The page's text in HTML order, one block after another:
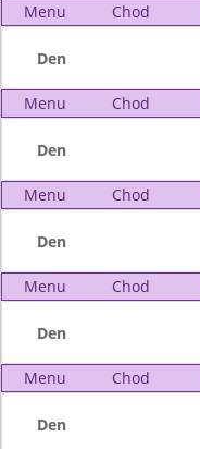
Menu Chod
Den
Menu Chod
Den
Menu Chod
Den
Menu Chod
Den
Menu Chod
Den